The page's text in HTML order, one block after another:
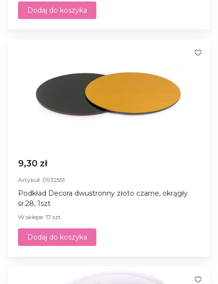
Dodaj do koszyka
9,30 zł
Artykuł: 0932551
Podkład Decora dwustronny złoto czarne, okrągły
śr.28, 1szt
W sklepe: 17 szt.
Dodaj do koszyka